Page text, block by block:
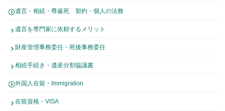
遺言・相続・尊厳死 契約・個人の法務
遺言を専門家に依頼するメリット
財産管理事務委任・死後事務委任
相続手続き・遺産分割協議書
外国人在留・Immigration
在留資格・VISA